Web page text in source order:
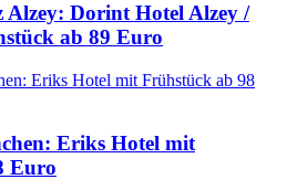
Alzey: Dorint Hotel Alzey /
ab 89 Euro
Eriks Hotel mit
Euro